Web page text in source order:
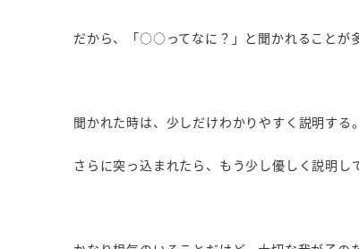
だから、「○○ってなに？」と聞かれることが多
聞かれた時は、少しだけわかりやすく説明する。
さらに突っ込まれたら、もう少し優しく説明し